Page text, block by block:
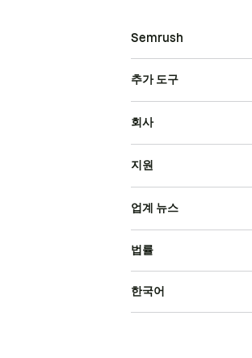
Semrush
추가 도구
회사
지원
업계 뉴스
법률
한국어